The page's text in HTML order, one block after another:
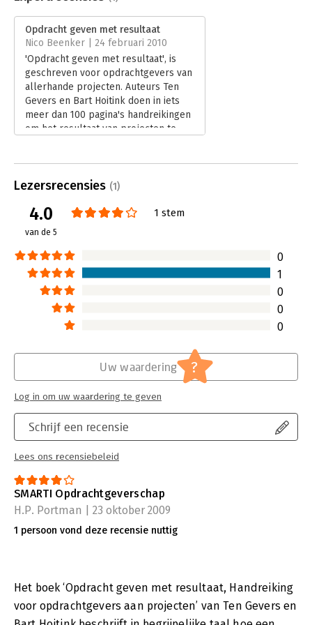
Verschijningsdatum:
5-12-2011
Hoofdrubriek: Algemeen management
Opdracht geven met resultaat
Nico Beenker | 24 februari 2010
'Opdracht geven met resultaat', is
geschreven voor opdrachtgevers van
allerhande projecten. Auteurs Ten
Gevers en Bart Hoitink doen in iets
meer dan 100 pagina's handreikingen
om het resultaat van projecten te
in het algemeen zeer helder op een
Lees verder
Lezersrecensies (1)
4.0
van de 5
1 stem
0
1
0
0
0
Schrijf een recensie
Lees ons recensiebeleid
Uw waardering ?
Log in om uw waardering te geven
SMARTI Opdrachtgeverschap
H.P. Portman | 23 oktober 2009
1 persoon vond deze recensie nuttig
Het boek ‘Opdracht geven met resultaat, Handreiking
voor opdrachtgevers aan projecten’ van Ten Gevers en